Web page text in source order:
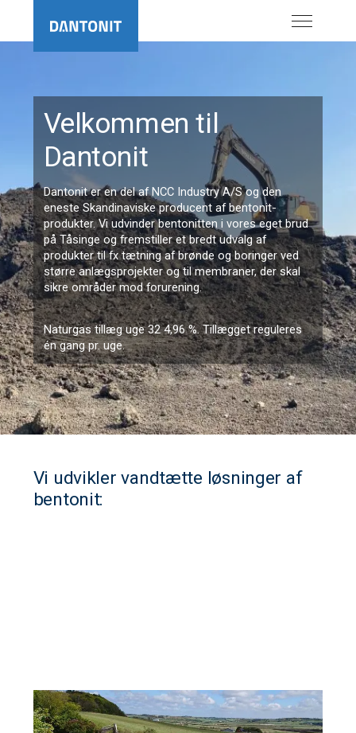
Velkommen til
Dantonit
Dantonit er en del af NCC Industry A/S og den
eneste Skandinaviske producent af bentonit-
produkter. Vi udvinder bentonitten i vores eget brud
på Tåsinge og fremstiller et bredt udvalg af
produkter til fx tætning af brønde og boringer ved
større anlægsprojekter og til membraner, der skal
sikre områder mod forurening.
Naturgas tillæg uge 32 4,96 %. Tillægget reguleres
én gang pr. uge.
Vi udvikler vandtætte løsninger af
bentonit:
Membraner og bassiner
Læs mere om membraner og bassiner